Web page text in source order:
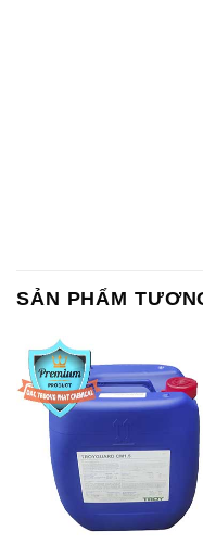
SẢN PHẨM